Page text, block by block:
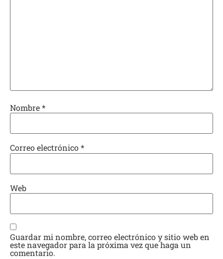
Nombre*
Correo electrónico*
Web
Guardar mi nombre, correo electrónico y sitio web en
este navegador para la próxima vez que haga un
comentario.